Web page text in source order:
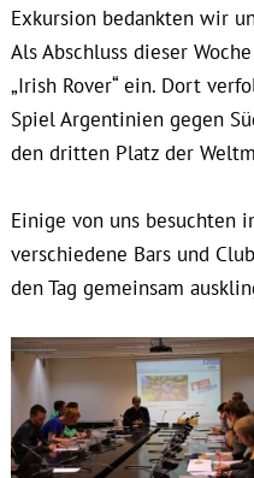
Exkursion bedankten wir
Als Abschluss dieser
„Irish Rover“ ein. Dort
Spiel Argentinien gegen
den dritten Platz der
Einige von uns besuchten
verschiedene Bars und
den Tag gemeinsam